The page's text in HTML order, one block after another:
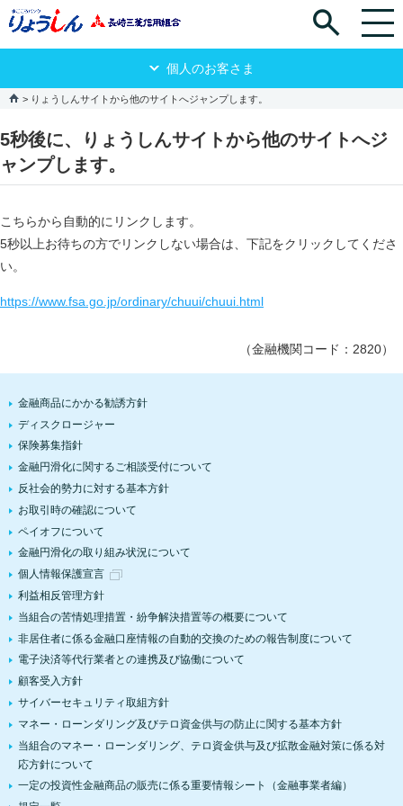
個人のお客さま
りょうしんサイトから他のサイトへジャンプします。
5秒後に、りょうしんサイトから他のサイトへジ
ャンプします。
こちらから自動的にリンクします。
5秒以上お待ちの方でリンクしない場合は、下記をクリックしてくださ
い。
https://www.fsa.go.jp/ordinary/chuui/chuui.html
（金融機関コード：2820）
金融商品にかかる勧誘方針
ディスクロージャー
保険募集指針
金融円滑化に関するご相談受付について
反社会的勢力に対する基本方針
お取引時の確認について
ペイオフについて
金融円滑化の取り組み状況について
個人情報保護宣言
利益相反管理方針
当組合の苦情処理措置・紛争解決措置等の概要について
非居住者に係る金融口座情報の自動的交換のための報告制度について
電子決済等代行業者との連携及び協働について
顧客受入方針
サイバーセキュリティ取組方針
マネー・ローンダリング及びテロ資金供与の防止に関する基本方針
当組合のマネー・ローンダリング、テロ資金供与及び拡散金融対策に係る対
応方針について
一定の投資性金融商品の販売に係る重要情報シート（金融事業者編）